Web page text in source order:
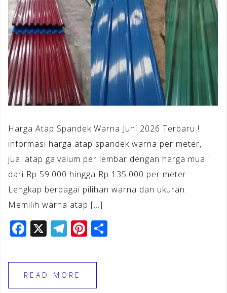
Harga Atap Spandek Warna Juni 2026 Terbaru !
informasi harga atap spandek warna per meter,
jual atap galvalum per lembar dengan harga muali
dari Rp 59.000 hingga Rp 135.000 per meter.
Lengkap berbagai pilihan warna dan ukuran.
Memilih warna atap […]
F
c
e
X T
e
gr
Pi
te
READ MORE